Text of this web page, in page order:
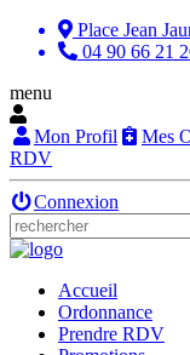
Place Jean
04 90 66 21
menu
Mon Profil Mes
RDV
Connexion
Accueil
Ordonnance
Prendre RDV